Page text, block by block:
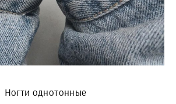
Ногти однотонные